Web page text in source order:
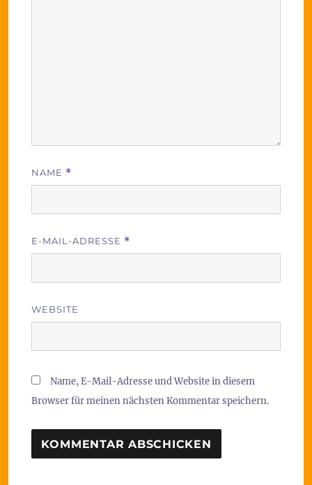
NAME *
E-MAIL-ADRESSE *
WEBSITE
Name, E-Mail-Adresse und Website in diesem
Browser für meinen nächsten Kommentar speichern.